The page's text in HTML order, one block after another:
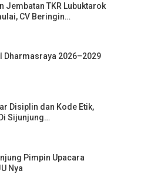
Jembatan TKR Lubuktarok
CV Beringin…
Dharmasraya 2026–2029
Disiplin dan Kode Etik,
Sijunjung…
Pimpin Upacara
Nya